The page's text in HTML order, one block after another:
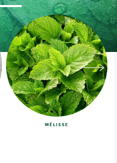
MÉLISSE